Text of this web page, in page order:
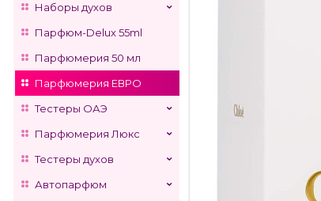
Наборы духов
Парфюм-Delux 55ml
Парфюмерия 50 мл
Парфюмерия ЕВРО
Тестеры ОАЭ
Парфюмерия Люкс
Тестеры духов
Автопарфюм